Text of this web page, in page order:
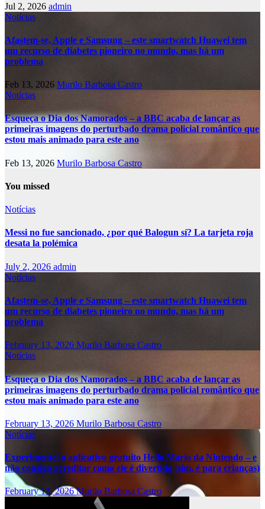
Jul 2, 2026 admin
Notícias
Afastem-se, Apple e Samsung – este smartwatch Huawei tem
um recurso de diabetes pioneiro no mundo, mas há um
problema
Feb 13, 2026 Murilo Barbosa Castro
Notícias
Esqueça o Dia dos Namorados – a BBC acaba de lançar as
primeiras imagens do perturbado drama policial romântico que
estou mais animado para este ano
Feb 13, 2026 Murilo Barbosa Castro
You missed
Notícias
Messi no fue sancionado, ¿por qué Balogun sí? La tarjeta roja
desata la polémica
July 2, 2026 admin
Notícias
Afastem-se, Apple e Samsung – este smartwatch Huawei tem
um recurso de diabetes pioneiro no mundo, mas há um
problema
February 13, 2026 Murilo Barbosa Castro
Notícias
Esqueça o Dia dos Namorados – a BBC acaba de lançar as
primeiras imagens do perturbado drama policial romântico que
estou mais animado para este ano
February 13, 2026 Murilo Barbosa Castro
Notícias
Experimentei o aplicativo gratuito Hello Mario da Nintendo – e
não consigo acreditar como ele é divertido (sim, é para crianças)
February 13, 2026Murilo Barbosa Castro